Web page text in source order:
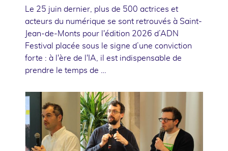
Le 25 juin dernier, plus de 500 actrices et
acteurs du numérique se sont retrouvés à Saint-
Jean-de-Monts pour l'édition 2026 d’ADN
Festival placée sous le signe d’une conviction
forte : à l'ère de l'IA, il est indispensable de
prendre le temps de …